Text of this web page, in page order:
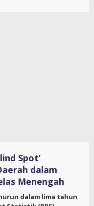
Spot’
dalam
Menengah
dalam lima tahun